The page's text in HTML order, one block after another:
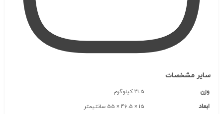
سایر مشخصات
وزن
21.5 کیلوگرم
ابعاد
15 × 46.5 × 55 سانتیمتر